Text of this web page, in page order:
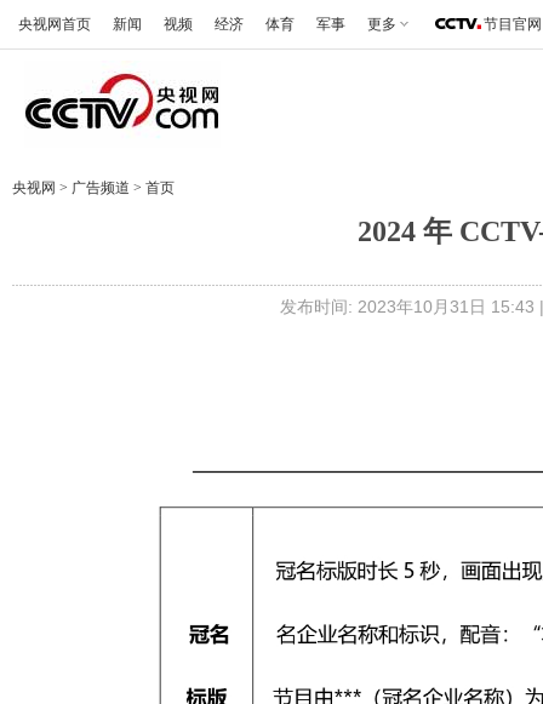
央视网首页 新闻 视频 经济 体育 军事 更多 节目官网
央视网 > 广告频道 > 首页
2024 年
发布时间: 2023年10月31日